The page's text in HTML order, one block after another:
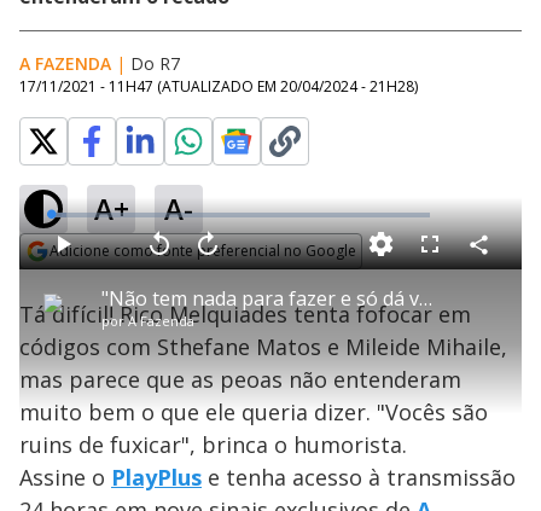
A FAZENDA | Do R7
17/11/2021 - 11H47 (ATUALIZADO EM 20/04/2024 - 21H28)
A+ A-
Adicione como fonte preferencial no Google
P
l
a
"Não tem nada para fazer e só dá vontade de fuxicar?", comenta Rico para Sthefane - A Fazenda 13
porA Fazenda
P V
t
a
r
1
0
e
g
n
d
s
A
n
a
r
1
s
e
u
n
d
o
s
L
o
a
d
e
4
.
2
4
%
F
l
s
r
e
n
C
o
i
l
Tá difícil! Rico Melquiades tenta fofocar em
códigos com Sthefane Matos e Mileide Mihaile,
mas parece que as peoas não entenderam
muito bem o que ele queria dizer. "Vocês são
ruins de fuxicar", brinca o humorista.
Assine o PlayPlus e tenha acesso à transmissão